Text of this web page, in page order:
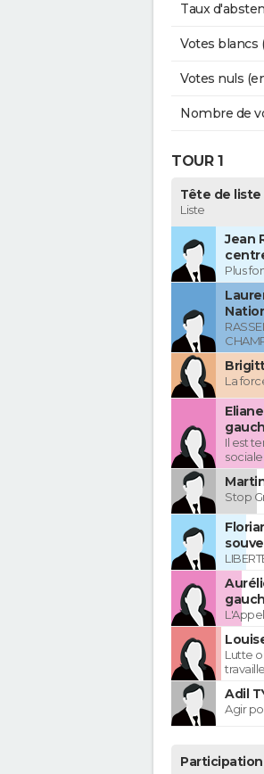
Taux
Votes blancs
Votes nuls
Nombre de
TOUR 1
Tête de liste
Liste
Jean
Plus
La
Il est
Stop
Lutte
Adil
Agir